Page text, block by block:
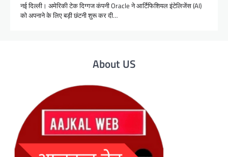
नई दिल्ली। अमेरिकी टेक दिग्गज कंपनी Oracle ने आर्टिफिशियल इंटेलिजेंस (AI)
को अपनाने के लिए बड़ी छंटनी शुरू कर दी…
About US